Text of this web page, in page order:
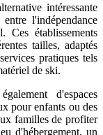
intéressante
l'indépendance
Ces établissements
tailles, adaptés
pratiques tels
de ski.
d'espaces
pour enfants ou des
familles de profiter
d'hébergement, un